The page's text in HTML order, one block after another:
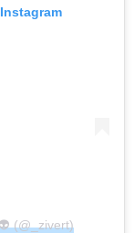
(@_zivert)